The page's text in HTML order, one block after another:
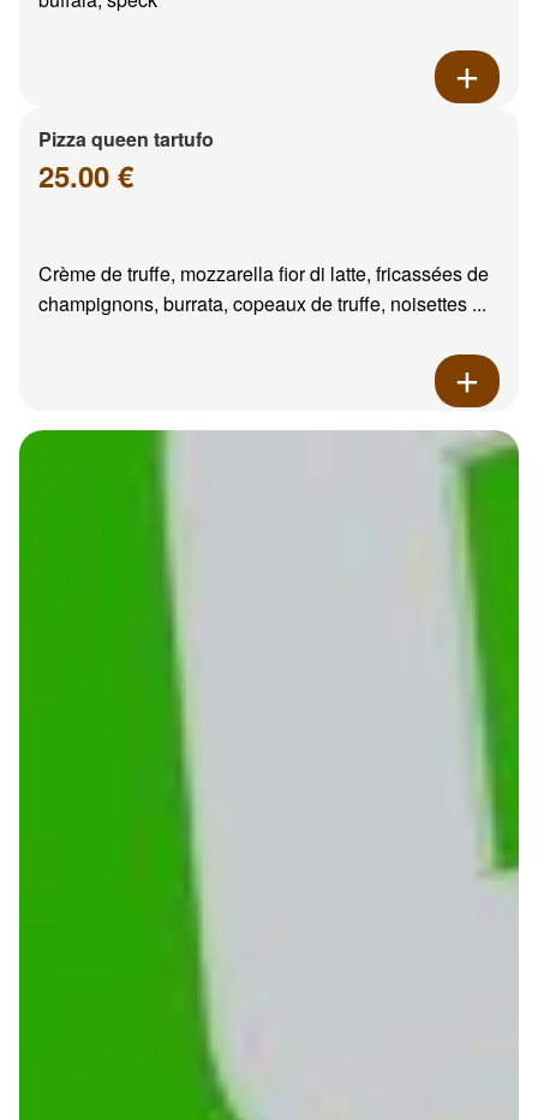
Pizza queen tartufo
25.00 €
Crème de truffe, mozzarella fior di latte, fricassées de
champignons, burrata, copeaux de truffe, noisettes ...